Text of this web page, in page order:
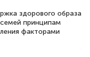
Грамотное,
здорового образа
принципам
факторами